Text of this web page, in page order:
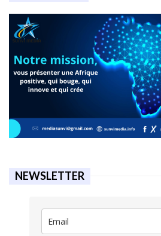
NEWSLETTER